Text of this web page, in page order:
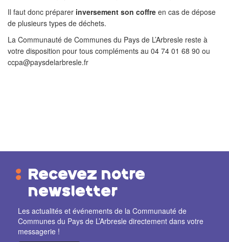
Il faut donc préparer inversement son coffre en cas de dépose
de plusieurs types de déchets.
La Communauté de Communes du Pays de L’Arbresle reste à
votre disposition pour tous compléments au 04 74 01 68 90 ou
ccpa@paysdelarbresle.fr
Recevez notre
newsletter
Les actualités et événements de la Communauté de
Communes du Pays de L’Arbresle directement dans votre
messagerie !